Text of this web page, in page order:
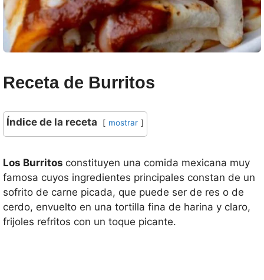
Receta de Burritos
Índice de la receta mostrar
Los Burritos constituyen una comida mexicana muy
famosa cuyos ingredientes principales constan de un
sofrito de carne picada, que puede ser de res o de
cerdo, envuelto en una tortilla fina de harina y claro,
frijoles refritos con un toque picante.